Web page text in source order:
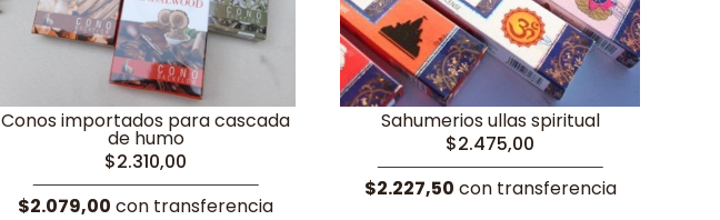
Conos importados para cascada
de humo
$2.310,00
$2.079,00 con transferencia
Sahumerios ullas spiritual
$2.475,00
$2.227,50 con transferencia